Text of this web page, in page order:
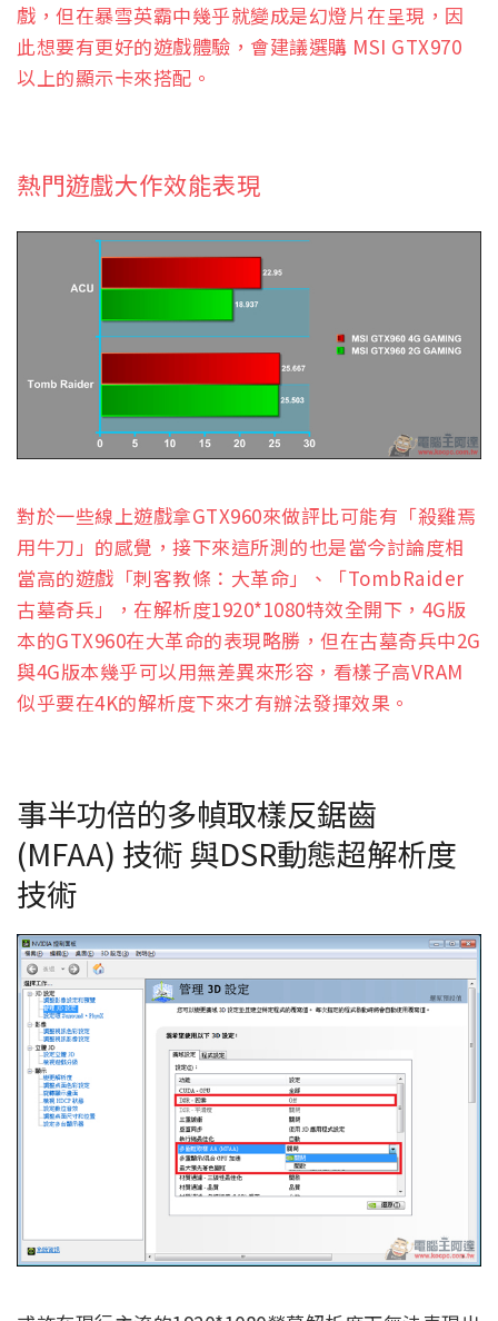
戲，但在暴雪英霸中幾乎就變成是幻燈片在呈現，因
此想要有更好的遊戲體驗，會建議選購 MSI GTX970
以上的顯示卡來搭配。
熱門遊戲大作效能表現
對於一些線上遊戲拿GTX960來做評比可能有「殺雞焉
用牛刀」的感覺，接下來這所測的也是當今討論度相
當高的遊戲「刺客教條：大革命」、「TombRaider
古墓奇兵」，在解析度1920*1080特效全開下，4G版
本的GTX960在大革命的表現略勝，但在古墓奇兵中2G
與4G版本幾乎可以用無差異來形容，看樣子高VRAM
似乎要在4K的解析度下來才有辦法發揮效果。
事半功倍的多幀取樣反鋸齒
(MFAA) 技術 與DSR動態超解析度
技術